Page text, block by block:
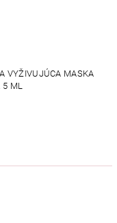
VYŽIVUJÚCA MASKA
5 ML